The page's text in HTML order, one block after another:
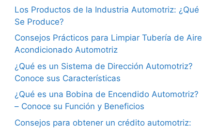
Los Productos de la Industria Automotriz: ¿Qué
Se Produce?
Consejos Prácticos para Limpiar Tubería de Aire
Acondicionado Automotriz
¿Qué es un Sistema de Dirección Automotriz?
Conoce sus Características
¿Qué es una Bobina de Encendido Automotriz?
– Conoce su Función y Beneficios
Consejos para obtener un crédito automotriz: